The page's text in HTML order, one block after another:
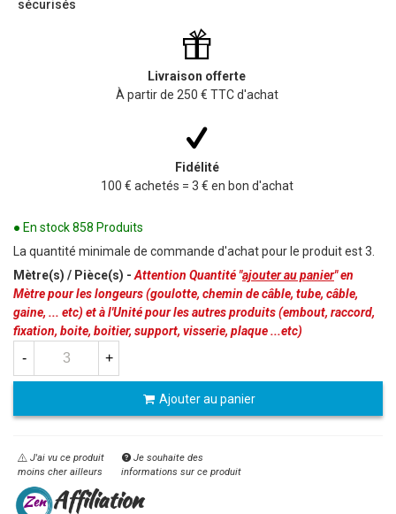
sécurisés
Livraison offerte
À partir de 250 € TTC d'achat
Fidélité
100 € achetés = 3 € en bon d'achat
● En stock858 Produits
La quantité minimale de commande d'achat pour le produit est 3.
Mètre(s) / Pièce(s) - Attention Quantité "ajouter au panier" en
Mètre pour les longeurs (goulotte, chemin de câble, tube, câble,
gaine, ... etc) et à l'Unité pour les autres produits (embout, raccord,
fixation, boite, boitier, support, visserie, plaque ...etc)
- +
Ajouter au panier
J'ai vu ce produit
moins cher ailleurs
Je souhaite des
informations sur ce produit